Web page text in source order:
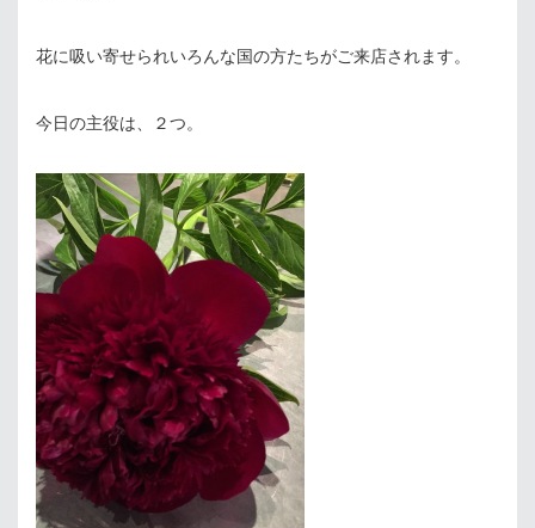
花に吸い寄せられいろんな国の方たちがご来店されます。
今日の主役は、２つ。